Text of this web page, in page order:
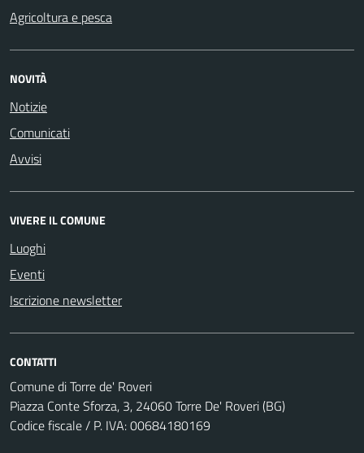
Agricoltura e pesca
NOVITÀ
Notizie
Comunicati
Avvisi
VIVERE IL COMUNE
Luoghi
Eventi
Iscrizione newsletter
CONTATTI
Comune di Torre de' Roveri
Piazza Conte Sforza, 3, 24060 Torre De' Roveri (BG)
Codice fiscale / P. IVA: 00684180169